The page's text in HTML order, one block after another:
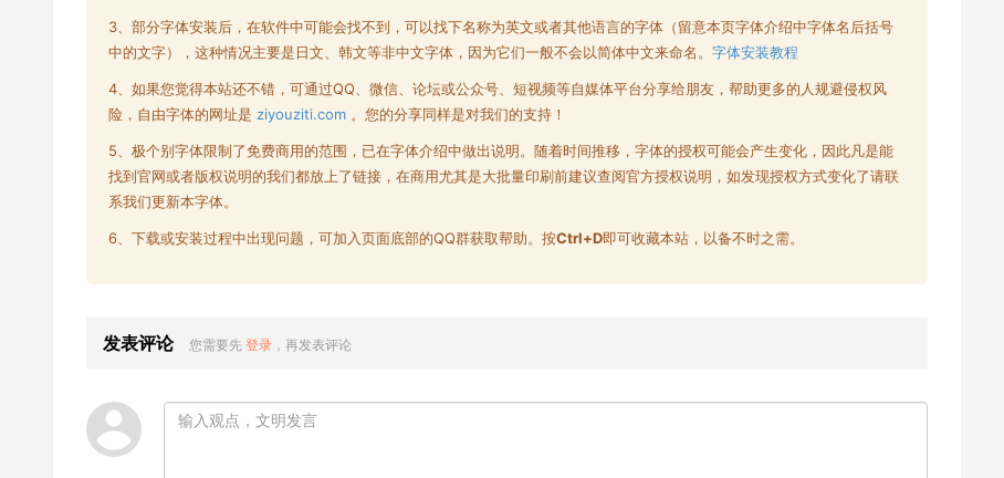
3、部分字体安装后，在软件中可能会找不到，可以找下名称为英文或者其他语言的字体（留意本页字体介绍中字体名后括号
中的文字），这种情况主要是日文、韩文等非中文字体，因为它们一般不会以简体中文来命名。 字体安装教程
4、如果您觉得本站还不错，可通过QQ、微信、论坛或公众号、短视频等自媒体平台分享给朋友，帮助更多的人规避侵权风
险，自由字体的网址是 ziyouziti.com 。您的分享同样是对我们的支持！
5、极个别字体限制了免费商用的范围，已在字体介绍中做出说明。随着时间推移，字体的授权可能会产生变化，因此凡是能
找到官网或者版权说明的我们都放上了链接，在商用尤其是大批量印刷前建议查阅官方授权说明，如发现授权方式变化了请联
系我们更新本字体。
6、下载或安装过程中出现问题，可加入页面底部的QQ群获取帮助。按Ctrl+D即可收藏本站，以备不时之需。
发表评论 您需要先 登录 ，再发表评论